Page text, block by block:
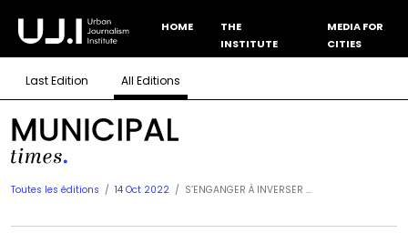
HOME
THE
INSTITUTE
MEDIA FOR
CITIES
Last Edition All Editions
Toutes les éditions 14 Oct 2022 S’ENGANGER À INVERSER ...